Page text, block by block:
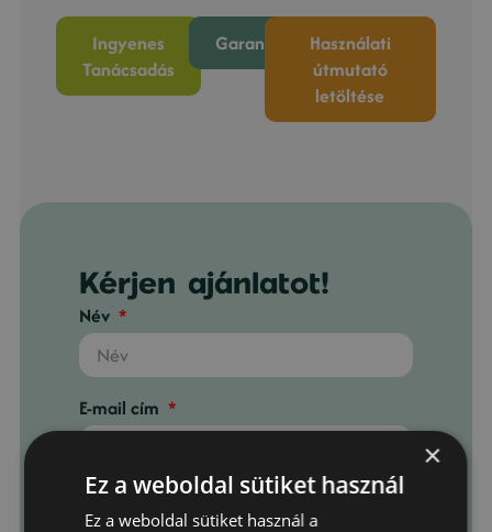
Ingyenes
Tanácsadás
Garancia
Használati
útmutató
letöltése
Kérjen ajánlatot!
Név
E-mail cím
Telefonszám
×
Ez a weboldal sütiket használ
Ez a weboldal sütiket használ a